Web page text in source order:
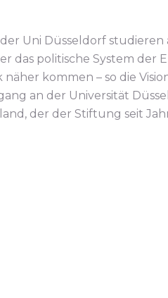
Uni Düsseldorf studieren
das politische System der
kommen – so die
an der Universität
der der Stiftung seit